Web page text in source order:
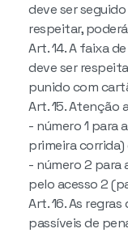
deve ser
respeitar,
Art. 14. A faixa
deve ser
punido com
Art. 15. Atenção
- número 1 para
primeira corrida)
- número 2 para
pelo acesso 2
Art. 16. As
passíveis de